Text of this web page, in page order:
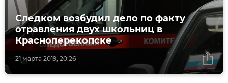
21 марта 2019, 20:26
Следком возбудил дело по факту
отравления двух школьниц в
Красноперекопске